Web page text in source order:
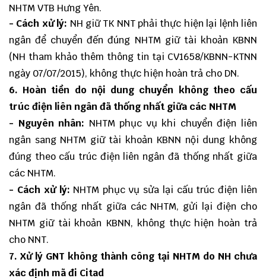
NHTM VTB Hưng Yên.
- Cách xử lý: NH giữ TK NNT phải thực hiện lại lệnh liên
ngân để chuyển đến đúng NHTM giữ tài khoản KBNN
(NH tham khảo thêm thông tin tại CV1658/KBNN-KTNN
ngày 07/07/2015), không thực hiện hoàn trả cho DN.
6. Hoàn tiền do nội dung chuyển không theo cấu
trúc điện liên ngân đã thống nhất giữa các NHTM
- Nguyên nhân: NHTM phục vụ khi chuyển điện liên
ngân sang NHTM giữ tài khoản KBNN nội dung không
đúng theo cấu trúc điện liên ngân đã thống nhất giữa
các NHTM.
- Cách xử lý: NHTM phục vụ sửa lại cấu trúc điện liên
ngân đã thống nhất giữa các NHTM, gửi lại điện cho
NHTM giữ tài khoản KBNN, không thực hiện hoàn trả
cho NNT.
7. Xử lý GNT không thành công tại NHTM do NH chưa
xác định mã đi Citad